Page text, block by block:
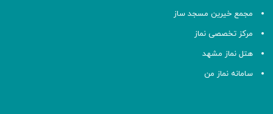
مجمع خیرین مسجد ساز
مرکز تخصصی نماز
هتل نماز مشهد
سامانه نماز من